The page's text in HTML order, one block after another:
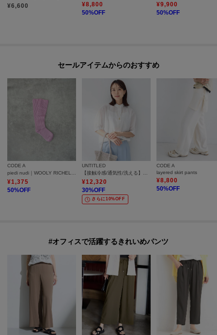
¥6,600 ¥8,800
50%OFF
¥9,900
50%OFF
セールアイテムからのおすすめ
CODE A
piedi nudi｜WOOLY RICHEL RIB
¥1,375
50%OFF
UNTITLED
【接触冷感/通気性/洗える】スタンドカラーフリルブラウス
¥12,320
30%OFF
さらに10%OFF
CODE A
layered skirt pants
¥8,800
50%OFF
#オフィスで活躍するきれいめパンツ